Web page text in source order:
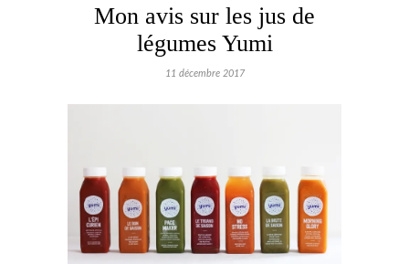
Mon avis sur les jus de
légumes Yumi
11 décembre 2017